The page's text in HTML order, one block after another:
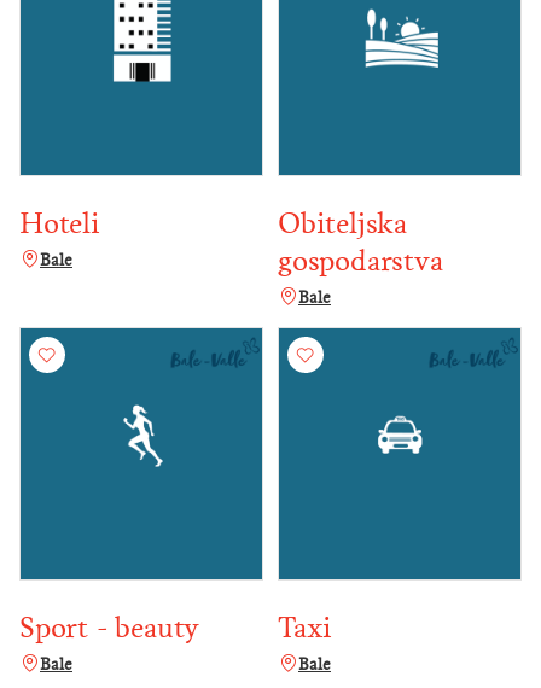
Hoteli
Bale
Obiteljska
gospodarstva
Bale
Sport - beauty
Bale
Taxi
Bale